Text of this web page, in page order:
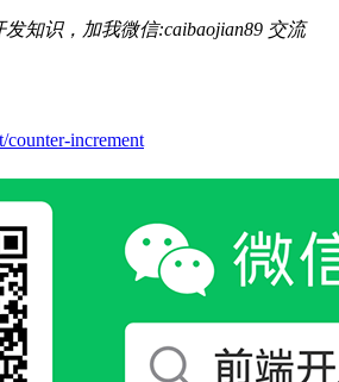
知识，加我微信:caibaojian89 交流
counter-increment